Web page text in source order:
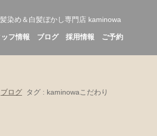
染め＆ 白髪ぼかし専門店 kaminowa
フ情報 ブログ 採用情報 ご予約
ブログ タグ : kaminowaこだわり